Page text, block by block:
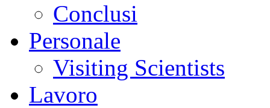
Conclusi
Personale
Visiting Scientists
Lavoro